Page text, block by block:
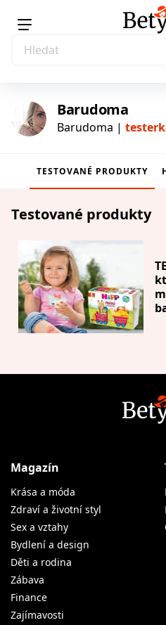
testerka
Barudoma
Barudoma |
TESTOVANÉ PRODUKTY
Testované produkty
Magazín
Krása a móda
Zdraví a životní styl
Sex a vztahy
Bydlení a design
Děti a rodina
Zábava
Finance
Zajímavosti